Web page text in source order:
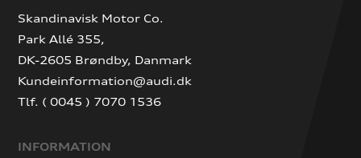
Skandinavisk Motor Co.
Park Allé 355,
DK-2605 Brøndby, Danmark
Kundeinformation@audi.dk
Tlf. ( 0045 ) 7070 1536
INFORMATION